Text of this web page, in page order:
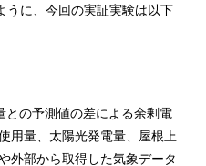
うに、今回の実証実験は以下
の予測値の差による余剰電
用量、太陽光発電量、屋根上
外部から取得した気象データ